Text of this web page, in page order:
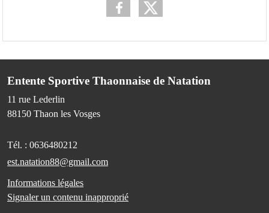
Entente Sportive Thaonnaise de Natation
11 rue Lederlin
88150 Thaon les Vosges
Tél. : 0636480212
est.natation88@gmail.com
Informations légales
Signaler un contenu inapproprié